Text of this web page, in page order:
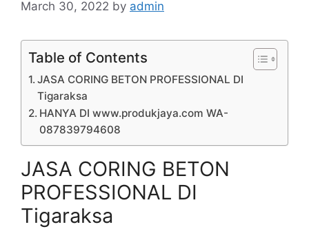
March 30, 2022 by admin
Table of Contents
JASA CORING BETON PROFESSIONAL DI
Tigaraksa
HANYA DI www.produkjaya.com WA-
087839794608
JASA CORING BETON
PROFESSIONAL DI
Tigaraksa